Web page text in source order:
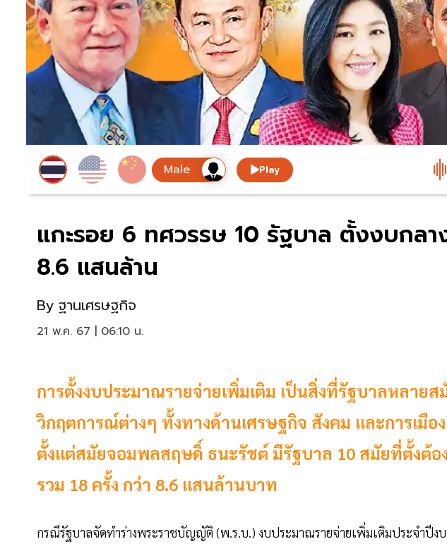
Play
แกะรอย 6 ทศวรรษ 10 รัฐบาล ตั้งงบกลา
8.6 แสนล้าน
By ฐานเศรษฐกิจ
21 พ.ค. 67 | 06:10 น.
การตั้งงบประมาณรายจ่ายเพิ่มเติม เป็นสิ่งที่รัฐบาลหลาย
วิกฤตการณ์ต่างๆ ทั้งทางด้านเศรษฐกิจ สังคม และการเมือ
ตั้งแต่สมัยจอมพลสฤษดิ์ ธนะรัชต์ มีรัฐบาล 10 สมัยที่ตั้งต้อ
รวม 18 ครั้ง กว่า 8.6 แสนล้านบาท
กรณีรัฐบาลจัดทำร่างพระราชบัญญัติ (พ.ร.บ.) งบประมาณรายจ่ายเพิ่มเติมประจำปีง